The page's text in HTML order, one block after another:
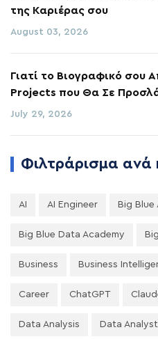
της Καριέρας σου
August 03, 2026
Γιατί το Βιογραφικό σου
Projects που Θα Σε
July 29, 2026
Φιλτράρισμα ανά
AI AI Engineer Big Blue
Big Blue Data Academy
Business Business
Career ChatGPT
Data Analysis Data Analyst